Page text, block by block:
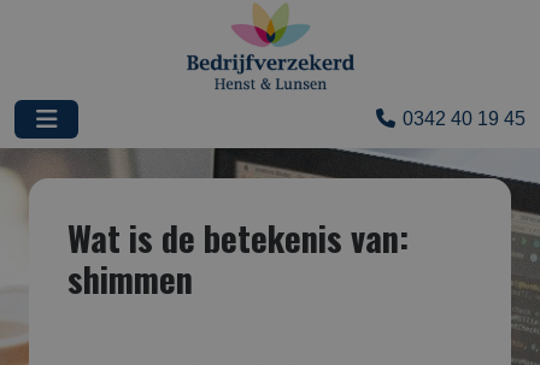
0342 40 19 45
Wat is de betekenis van:
shimmen